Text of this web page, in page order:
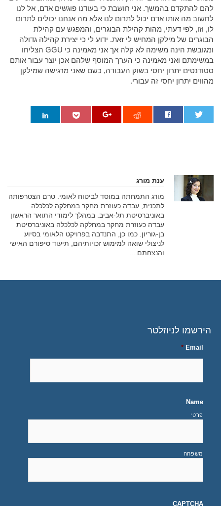
להם להתקדם בהמשך. אני חושבת כי בעודנו פוגשים אדם, אל לנו
לחשוב מה אותו אדם יכול לתרום לנו אלא מה אנחנו יכולים לתרום
לו, וזו, לפי דעתי, מהות קהילת הבוגרים, והמפגש עם קהילת
הבוגרים של מילקן המחיש לי זאת. ידוע לי כי יצירת קהילה גדולה
ומגובשת הינה משימה לא קלה אך אני מאמינה כי GGU הצליחו
במשימתם ואני מאמינה כי הערך המוסף שלהם אכן יוצר עבור אותם
סטודנטים יתרון יחסי בשוק העבודה, כשם שאני מרגישה שמילקן
מהווים יתרון יחסי זה עבורי.
ענת מורג
מורג התמחתה במוסד לביטוח לאומי. טרם הצטרפותה
לתכנית, עבדה כעוזרת מחקר במחלקה לכלכלה
באוניברסיטת תל-אביב. במהלך לימודי התואר הראשון
עבדה כעוזרת מחקר במחלקה לכלכלה באוניברסיטת
בן-גוריון. כמו כן, התנדבה בפרויקט הלאומי בסיוע
לניצולי שואה למימוש זכויותיהם, תיעוד סיפורם האישי
והנצחתם....
הירשמו לניוזלטר
Email
*
Name
פרטי
משפחה
CAPTCHA